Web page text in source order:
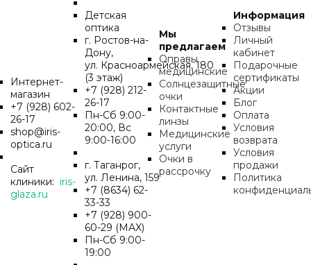
Интернет-
магазин
+7 (928) 602-
26-17
shop@iris-
optica.ru
Сайт
клиники: iris-
glaza.ru
Детская
оптика
г. Ростов-на-
Дону,
ул. Красноармейская, 180
(3 этаж)
+7 (928) 212-
26-17
Пн-Cб 9:00-
20:00, Вс
9:00-16:00
г. Таганрог,
ул. Ленина, 159
+7 (8634) 62-
33-33
+7 (928) 900-
60-29 (MAX)
Пн-Cб 9:00-
19:00
Мы
предлагаем
Оправы
медицинские
Солнцезащитные
очки
Контактные
линзы
Медицинские
услуги
Очки в
рассрочку
Информация
Отзывы
Личный
кабинет
Подарочные
сертификаты
Акции
Блог
Оплата
Условия
возврата
Условия
продажи
Политика